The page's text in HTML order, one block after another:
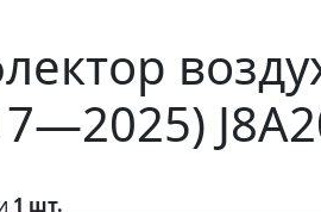
1 шт.